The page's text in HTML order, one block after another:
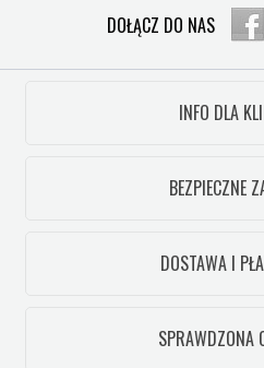
DOŁĄCZ DO NAS
INFO DLA
BEZPIECZNE
DOSTAWA I
SPRAWDZONA